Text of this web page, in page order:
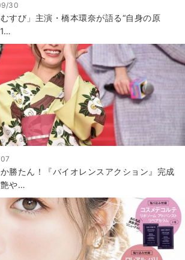
30
すび」主演・橋本環奈が語る“自身の原
勝たん！『バイオレンスアクション』完成
や…